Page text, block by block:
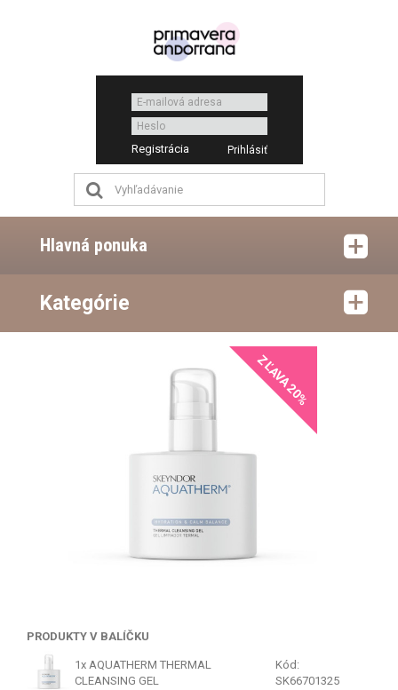
Registrácia
Hlavná ponuka
Kategórie
ZĽAVA 20%
PRODUKTY V BALÍČKU
1x AQUATHERM THERMAL
CLEANSING GEL
Kód:
SK66701325